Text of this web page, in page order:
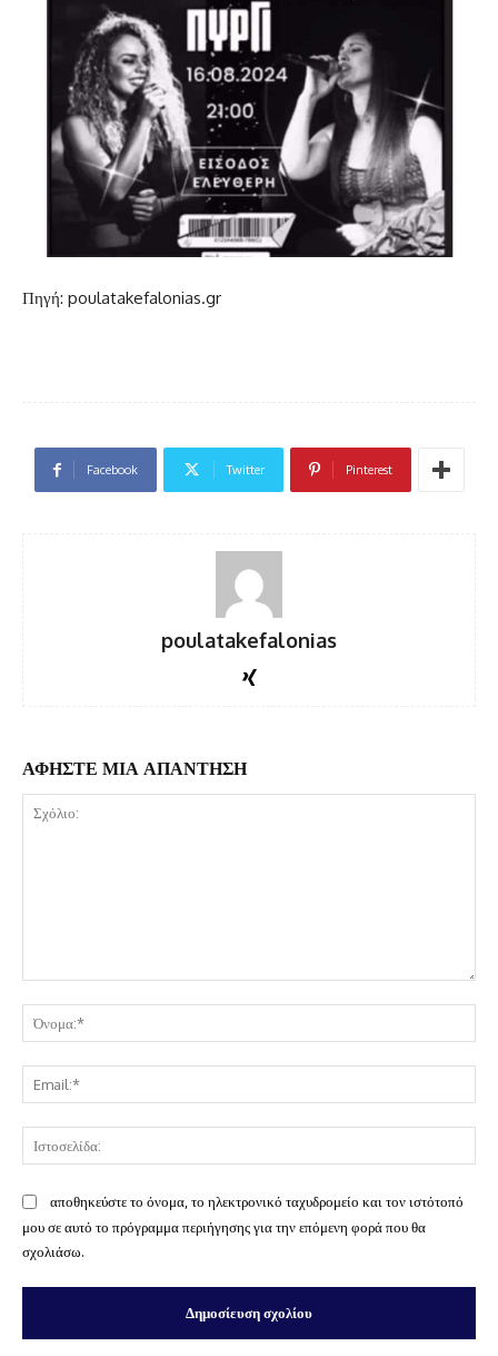
Πηγή: poulatakefalonias.gr
Facebook Twitter Pinterest
poulatakefalonias
ΑΦΗΣΤΕ ΜΙΑ ΑΠΑΝΤΗΣΗ
αποθηκεύστε το όνομα, το ηλεκτρονικό ταχυδρομείο και τον ιστότοπό
μου σε αυτό το πρόγραμμα περιήγησης για την επόμενη φορά που θα
σχολιάσω.